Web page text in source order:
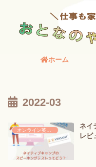
ホーム
2022-03
オンライン英会話
ネイ
レビ